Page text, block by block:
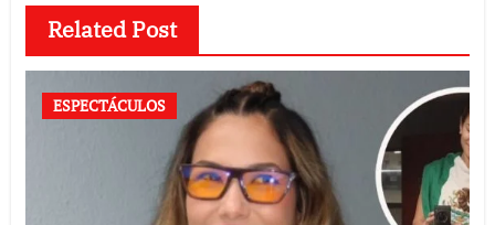
Related Post
ESPECTÁCULOS